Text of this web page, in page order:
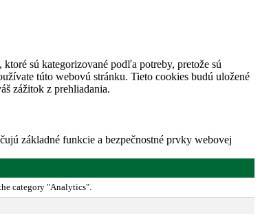
sú kategorizované podľa potreby, pretože sú
túto webovú stránku. Tieto cookies budú uložené
zážitok z prehliadania.
základné funkcie a bezpečnostné prvky webovej
category "Analytics".